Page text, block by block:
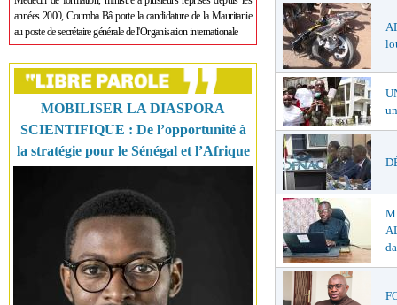
années 2000, Coumba Bâ porte la candidature de la Mauritanie
au poste de secrétaire générale de l'Organisation internationale
MOBILISER LA DIASPORA
SCIENTIFIQUE : De l’opportunité à
la stratégie pour le Sénégal et l’Afrique